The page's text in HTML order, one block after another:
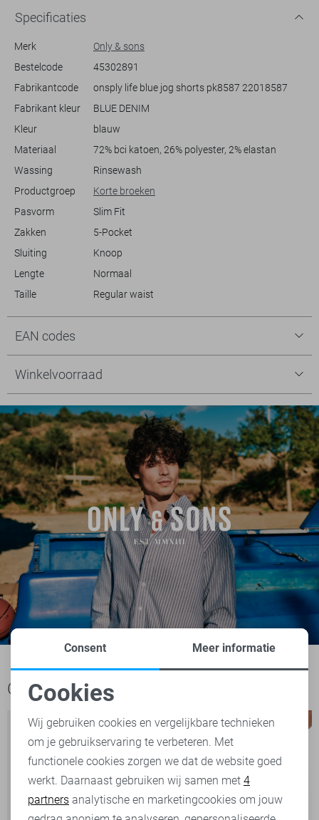
Gemaakt van een duurzame mix van 72% BCI katoen, 26% polyester
en 2% elastan, voelt deze short niet alleen zacht aan, maar blijft hij
ook goed in vorm.
Dankzij de rinsewash krijg je een subtiele, verweerde look die veelzijdig
is voor diverse gelegenheden. Denk aan een ontspannen dagje in het
park of een weekendje naar het strand. Of je de short nu combineert
De oprolbare zoom voegt een speels detail toe, terwijl de normale
lengte zorgt voor een tijdloze uitstraling. Voor de modebewuste man
Specificaties
Merk
Only & sons
Bestelcode
45302891
Fabrikantcode
onsply life blue jog shorts pk8587 22018587
Fabrikant kleur
BLUE DENIM
Kleur
blauw
Materiaal
72% bci katoen, 26% polyester, 2% elastan
Wassing
Rinsewash
Productgroep
Korte broeken
Pasvorm
Slim Fit
Zakken
5-Pocket
Sluiting
Knoop
Lengte
Normaal
Taille
Regular waist
EAN codes
Winkelvoorraad
Ook het bekijken waard
Noodzakelijke cookies
Personalisatie cookies
Analytische cookies
Consent Meer informatie
Cookies
Wij gebruiken cookies en vergelijkbare technieken
om je gebruikservaring te verbeteren. Met
functionele cookies zorgen we dat de website goed
werkt. Daarnaast gebruiken wij samen met 4
partners analytische en marketingcookies om jouw